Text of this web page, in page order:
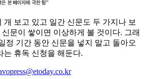
개 보고 있고 일간 신문도 두 가지나 보
문이 쌓이면 이상하게 볼 것이다. 그래
정 기간 동안 신문을 넣지 말고 돌아오
는 휴독 신청을 해둔다.